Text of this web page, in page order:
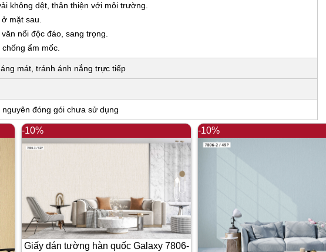
không dệt, thân thiện với môi trường.
mặt sau.
nổi độc đáo, sang trọng.
ẩm mốc.
mát, tránh ánh nắng trực tiếp
đóng gói chưa sử dụng
-10%
Giấy dán tường hàn quốc Galaxy 7806-
-10%